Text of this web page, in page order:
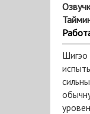
Шигэо